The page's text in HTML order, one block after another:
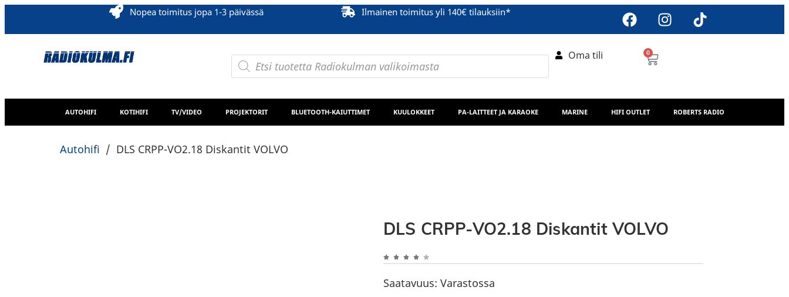
Nopea toimitus jopa 1-3 päivässä Ilmainen toimitus yli 140€ tilauksiin*
Oma tili 0
AUTOHIFI KOTIHIFI TV/VIDEO PROJEKTORIT BLUETOOTH-KAIUTTIMET KUULOKKEET PA-LAITTEET JA KARAOKE MARINE HIFI OUTLET ROBERTS RADIO
Autohifi / DLS CRPP-VO2.18 Diskantit VOLVO
DLS CRPP-VO2.18 Diskantit VOLVO
Saatavuus: Varastossa